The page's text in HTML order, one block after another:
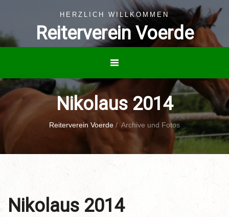
HERZLICH WILLKOMMEN
Reiterverein Voerde
Nikolaus 2014
Reiterverein Voerde / Archive und Fotos
Nikolaus 2014